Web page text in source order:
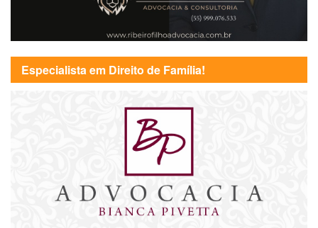
Especialista em Direito de Família!